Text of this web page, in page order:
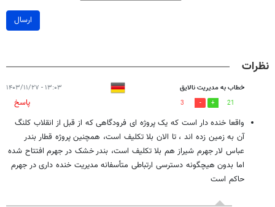
ارسال
نظرات
خطاب به مدیریت نالایق ۱۳:۰۳ - ۱۴۰۳/۱۱/۲۷
21
3
پاسخ
واقعا خنده دار است که یک پروژه ای فرودگاهی که از قبل از انقلاب کلنگ
آن به زمین زده اند ، تا الان بلا تکلیف است، همچنین پروژه قطار بندر
عباس لار جهرم شیراز هم بلا تکلیف است، بندر خشک در جهرم افتتاح شده
اما بدون هیچگونه دسترسی ارتباطی متأسفانه مدیریت خنده داری در جهرم
حاکم است